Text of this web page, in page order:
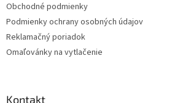
Obchodné podmienky
Podmienky ochrany osobných údajov
Reklamačný poriadok
Omaľovánky na vytlačenie
Kontakt